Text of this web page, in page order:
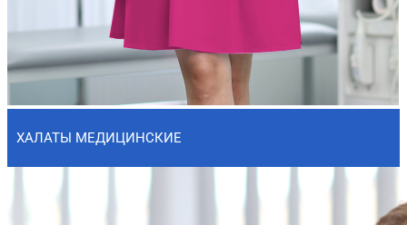
ХАЛАТЫ МЕДИЦИНСКИЕ